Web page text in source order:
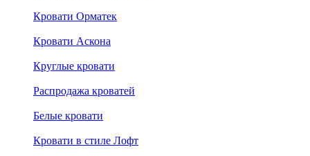
Кровати Орматек
Кровати Аскона
Круглые кровати
Распродажа кроватей
Белые кровати
Кровати в стиле Лофт